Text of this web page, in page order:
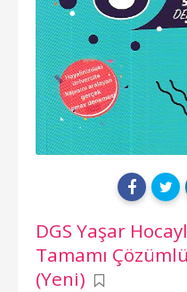
DGS Yaşar
Tamamı
(Yeni)